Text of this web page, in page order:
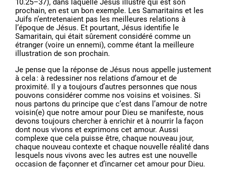
10.25–37), dans laquelle Jésus illustre qui est son
prochain, en est un bon exemple. Les Samaritains et les
Juifs n’entretenaient pas les meilleures relations à
l’époque de Jésus. Et pourtant, Jésus identifie le
Samaritain, qui était sûrement considéré comme un
étranger (voire un ennemi), comme étant la meilleure
illustration de son prochain.
Je pense que la réponse de Jésus nous appelle justement
à cela : à redessiner nos relations d’amour et de
proximité. Il y a toujours d’autres personnes que nous
pouvons considérer comme nos voisins et voisines. Si
nous partons du principe que c’est dans l’amour de notre
voisin(e) que notre amour pour Dieu se manifeste, nous
devons toujours chercher à enrichir et à nourrir la façon
dont nous vivons et exprimons cet amour. Aussi
complexe que cela puisse être, chaque nouveau jour,
chaque nouveau contexte et chaque nouvelle réalité dans
lesquels nous vivons avec les autres est une nouvelle
occasion de façonner et d’incarner cet amour pour Dieu.